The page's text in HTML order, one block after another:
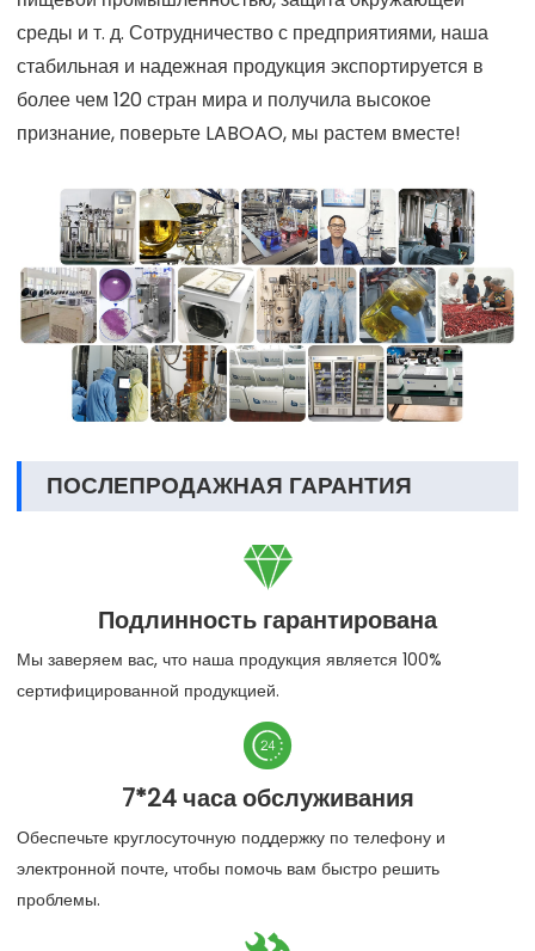
среды и т. д. Сотрудничество с предприятиями, наша
стабильная и надежная продукция экспортируется в
более чем 120 стран мира и получила высокое
признание, поверьте LABOAO, мы растем вместе!
ПОСЛЕПРОДАЖНАЯ ГАРАНТИЯ

Подлинность гарантирована
Мы заверяем вас, что наша продукция является 100%
сертифицированной продукцией.

7*24 часа обслуживания
Обеспечьте круглосуточную поддержку по телефону и
электронной почте, чтобы помочь вам быстро решить
проблемы.